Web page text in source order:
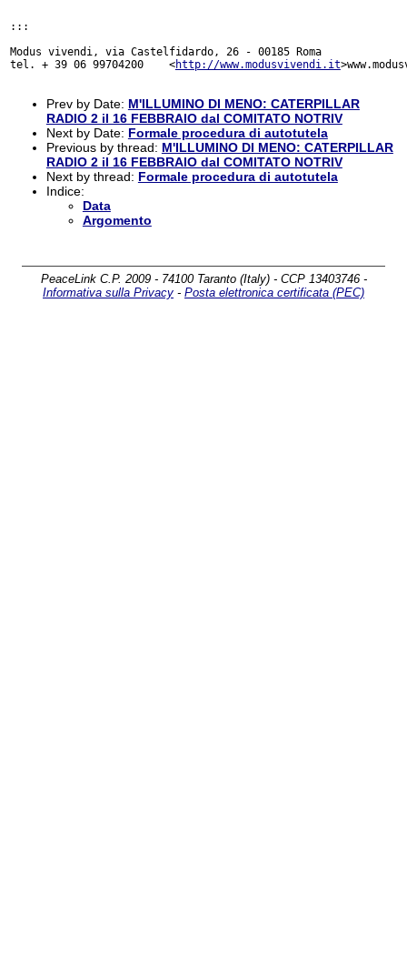
:::
Modus vivendi, via Castelfidardo, 26 - 00185 Roma
tel. + 39 06 99704200    <http://www.modusvivendi.it
Prev by Date: M'ILLUMINO DI MENO: CATERPILLAR
RADIO 2 il 16 FEBBRAIO dal COMITATO NOTRIV
Next by Date: Formale procedura di autotutela
Previous by thread: M'ILLUMINO DI MENO: CATERPILLAR
RADIO 2 il 16 FEBBRAIO dal COMITATO NOTRIV
Next by thread: Formale procedura di autotutela
Indice:
Data
Argomento
PeaceLink C.P. 2009 - 74100 Taranto (Italy) - CCP 13403746 -
Informativa sulla Privacy - Posta elettronica certificata (PEC)